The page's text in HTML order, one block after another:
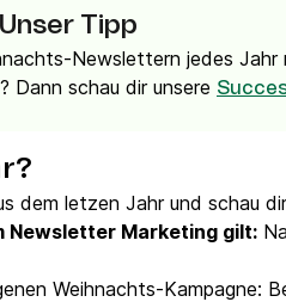
Unser Tipp
Newslettern jedes
Dann schau dir unsere
dem letzen Jahr und schau
Newsletter Marketing gilt:
Weihnachts-Kampagne: